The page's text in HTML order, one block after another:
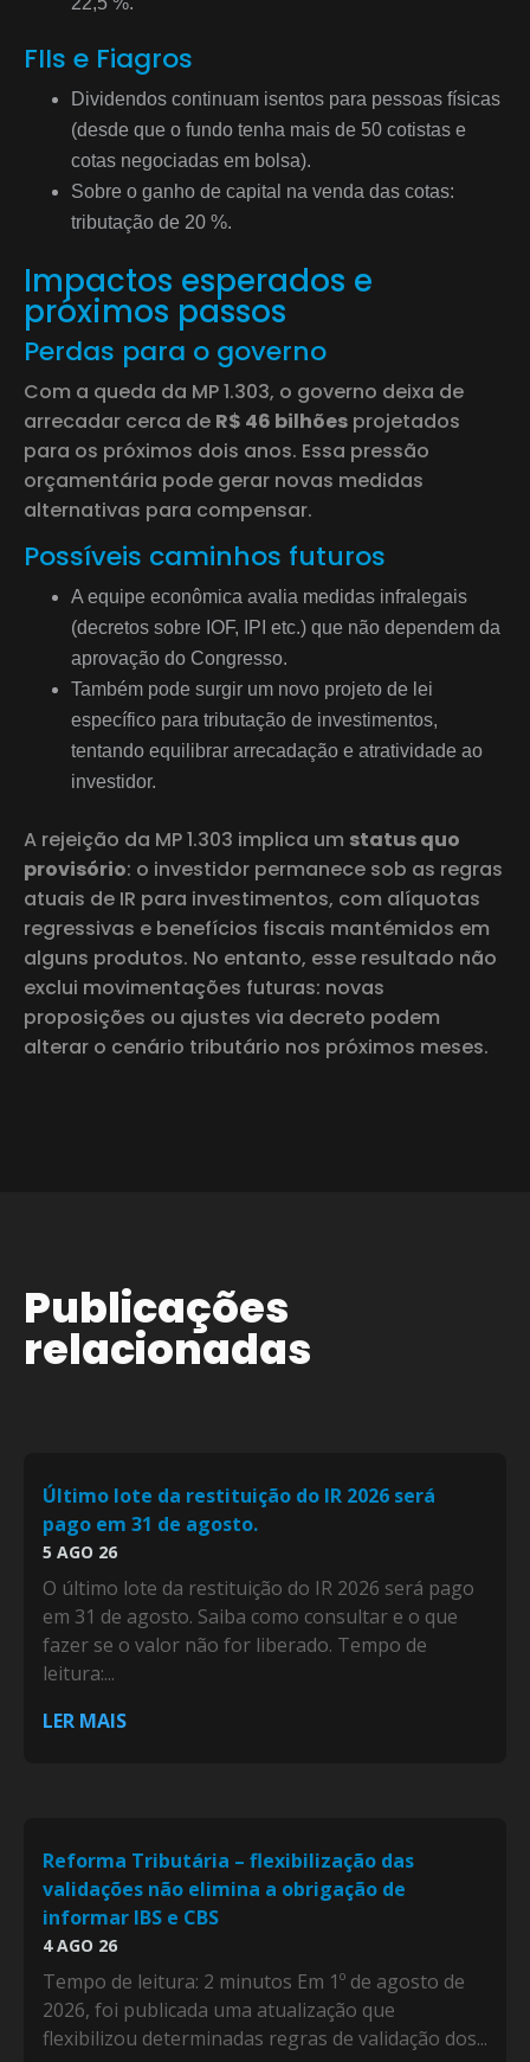
FIIs e Fiagros
Dividendos continuam isentos para pessoas físicas
(desde que o fundo tenha mais de 50 cotistas e
cotas negociadas em bolsa).
Sobre o ganho de capital na venda das cotas:
tributação de 20 %.
Impactos esperados e
próximos passos
Perdas para o governo
Com a queda da MP 1.303, o governo deixa de
arrecadar cerca de R$ 46 bilhões projetados
para os próximos dois anos. Essa pressão
orçamentária pode gerar novas medidas
alternativas para compensar.
Possíveis caminhos futuros
A equipe econômica avalia medidas infralegais
(decretos sobre IOF, IPI etc.) que não dependem da
aprovação do Congresso.
Também pode surgir um novo projeto de lei
específico para tributação de investimentos,
tentando equilibrar arrecadação e atratividade ao
investidor.
A rejeição da MP 1.303 implica um status quo
provisório: o investidor permanece sob as regras
atuais de IR para investimentos, com alíquotas
regressivas e benefícios fiscais mantémidos em
alguns produtos. No entanto, esse resultado não
exclui movimentações futuras: novas
proposições ou ajustes via decreto podem
alterar o cenário tributário nos próximos meses.
Publicações
relacionadas
Último lote da restituição do IR 2026 será
pago em 31 de agosto.
5 AGO 26
O último lote da restituição do IR 2026 será pago
em 31 de agosto. Saiba como consultar e o que
fazer se o valor não for liberado. Tempo de
leitura:...
LER MAIS
Reforma Tributária – flexibilização das
validações não elimina a obrigação de
informar IBS e CBS
4 AGO 26
Tempo de leitura: 2 minutos Em 1º de agosto de
2026, foi publicada uma atualização que
flexibilizou determinadas regras de validação dos...